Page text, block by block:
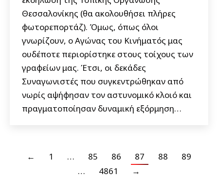
Θεσσαλονίκης (θα ακολουθήσει πλήρες
φωτορεπορτάζ). Όμως, όπως όλοι
γνωρίζουν, ο Αγώνας του Κινήματός μας
ουδέποτε περιορίστηκε στους τοίχους των
γραφείων μας. Έτσι, οι δεκάδες
Συναγωνιστές που συγκεντρώθηκαν από
νωρίς αψήφησαν τον αστυνομικό κλοιό και
πραγματοποίησαν δυναμική εξόρμηση…
← 1 … 85 86 87 88
89
…
4861 →